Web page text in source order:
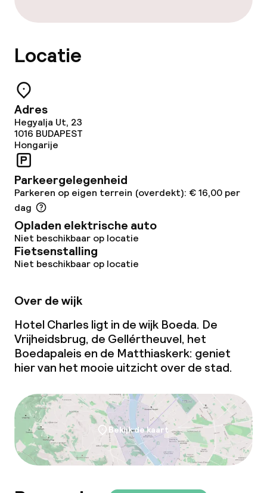
Locatie
Adres
Hegyalja Ut, 23
1016 BUDAPEST
Hongarije
Parkeergelegenheid
Parkeren op eigen terrein (overdekt): € 16,00 per
dag
Opladen elektrische auto
Niet beschikbaar op locatie
Fietsenstalling
Niet beschikbaar op locatie
Over de wijk
Hotel Charles ligt in de wijk Boeda. De
Vrijheidsbrug, de Gellértheuvel, het
Boedapaleis en de Matthiaskerk: geniet
hier van het mooie uitzicht over de stad.
Bekijk de kaart